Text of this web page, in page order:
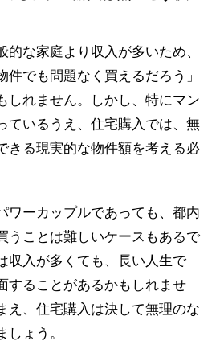
な家庭より収入が多いため、
件でも問題なく買えるだろう」
しれません。しかし、特にマン
ているうえ、住宅購入では、無
きる現実的な物件額を考える必
ワーカップルであっても、都内
うことは難しいケースもあるで
収入が多くても、長い人生で
することがあるかもしれませ
え、住宅購入は決して無理のな
ょう。